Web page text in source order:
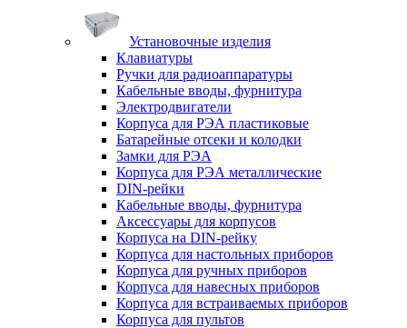
Установочные изделия
Клавиатуры
Ручки для радиоаппаратуры
Кабельные вводы, фурнитура
Электродвигатели
Корпуса для РЭА пластиковые
Батарейные отсеки и колодки
Замки для РЭА
Корпуса для РЭА металлические
DIN-рейки
Кабельные вводы, фурнитура
Аксессуары для корпусов
Корпуса на DIN-рейку
Корпуса для настольных приборов
Корпуса для ручных приборов
Корпуса для навесных приборов
Корпуса для встраиваемых приборов
Корпуса для пультов